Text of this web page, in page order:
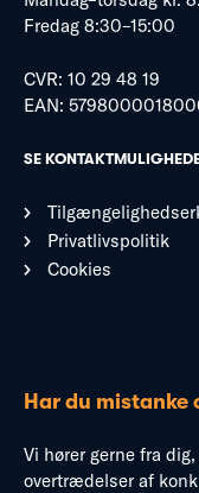
Fredag 8:30–15:00
CVR: 10 29 48 19
EAN:
SE
Privatlivspolitik
Cookies
Har du mistanke
Vi hører gerne fra
overtrædelser af